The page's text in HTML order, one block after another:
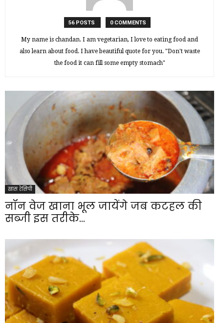
56 POSTS 0 COMMENTS
My name is chandan. I am vegetarian, I love to eating food and
also learn about food. I have beautiful quote for you. "Don't waste
the food it can fill some empty stomach"
खास रेसिपी
नॉन वेज खाना भूल जायेंगे जब कटहल की
सब्जी इस तरीके...